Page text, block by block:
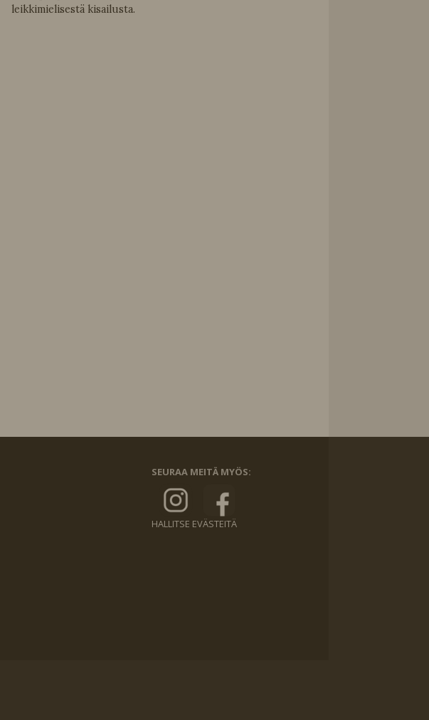
leikkimielisestä kisailusta.
SEURAA MEITÄ MYÖS:
HALLITSE EVÄSTEITÄ